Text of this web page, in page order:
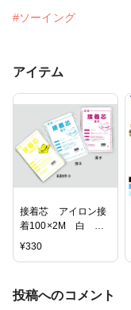
#ソーイング
アイテム
接着芯 アイロン接
着100×2M 白 普
通地・薄手・厚手
手芸男子
¥330
投稿へのコメント